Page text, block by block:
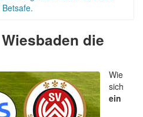
die
Wie
sich
ein